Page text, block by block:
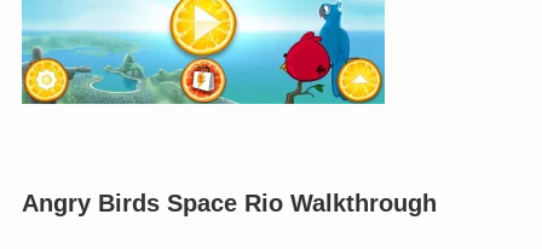
Angry Birds Space Rio Walkthrough